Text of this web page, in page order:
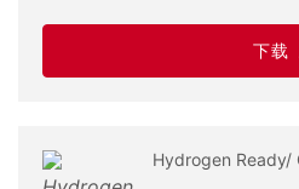
下载
Hydrogen Ready/